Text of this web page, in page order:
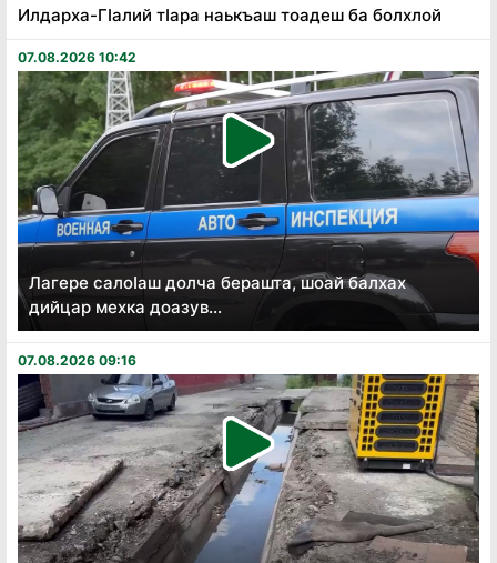
Илдарха-Гӏалий тӏара наькъаш тоадеш ба болхлой
07.08.2026 10:42
Лагере салоӏаш долча берашта, шоай балхах
дийцар мехка доазув...
07.08.2026 09:16